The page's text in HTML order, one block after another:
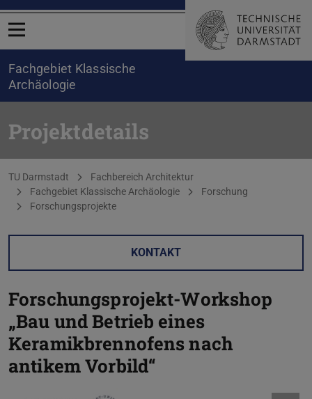
Menü öffnen
Fachgebiet Klassische
Archäologie
Projektdetails
Sie befinden sich hier:
TU Darmstadt
Fachbereich Architektur
Fachgebiet Klassische Archäologie
Forschung
Forschungsprojekte
KONTAKT
Forschungsprojekt-Workshop
„Bau und Betrieb eines
Keramikbrennofens nach
antikem Vorbild“